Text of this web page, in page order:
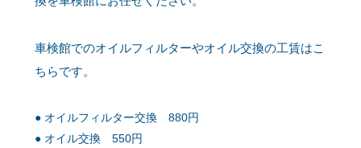
車検館でのオイルフィルターやオイル交換の工賃はこ
ちらです。
オイルフィルター交換 880円
オイル交換 550円